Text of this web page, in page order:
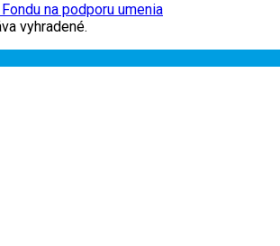
Fondu na podporu umenia
vyhradené.